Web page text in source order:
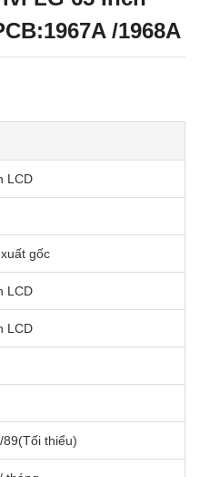
/1968A
LCD
gốc
LCD
LCD
thiểu)